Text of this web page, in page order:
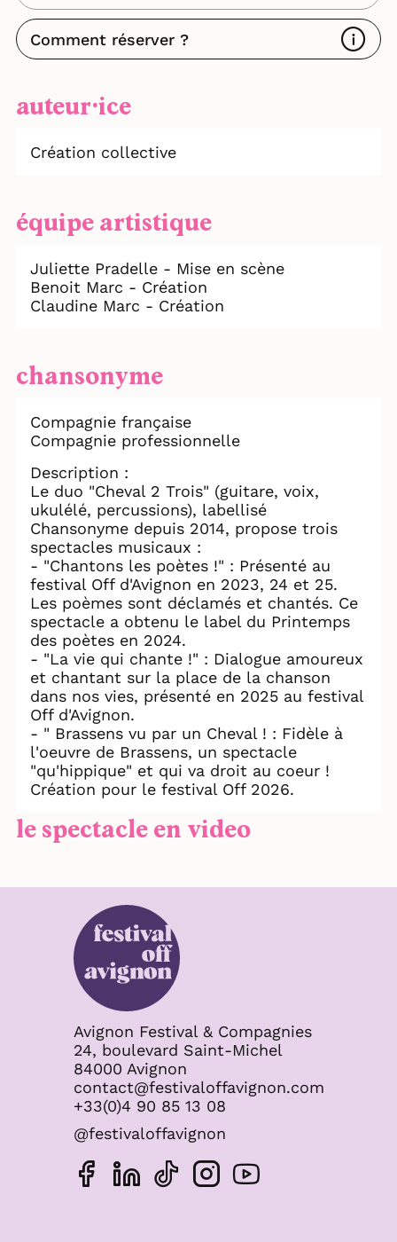
Comment réserver ?
auteur⸱ice
Création collective
équipe artistique
Juliette Pradelle - Mise en scène
Benoit Marc - Création
Claudine Marc - Création
chansonyme
Compagnie française
Compagnie professionnelle
Description :
Le duo "Cheval 2 Trois" (guitare, voix,
ukulélé, percussions), labellisé
Chansonyme depuis 2014, propose trois
spectacles musicaux :
- "Chantons les poètes !" : Présenté au
festival Off d'Avignon en 2023, 24 et 25.
Les poèmes sont déclamés et chantés. Ce
spectacle a obtenu le label du Printemps
des poètes en 2024.
- "La vie qui chante !" : Dialogue amoureux
et chantant sur la place de la chanson
dans nos vies, présenté en 2025 au festival
Off d'Avignon.
- " Brassens vu par un Cheval ! : Fidèle à
l'oeuvre de Brassens, un spectacle
"qu'hippique" et qui va droit au coeur !
Création pour le festival Off 2026.
le spectacle en video
Avignon Festival & Compagnies
24, boulevard Saint-Michel
84000 Avignon
contact@festivaloffavignon.com
+33(0)4 90 85 13 08
@festivaloffavignon